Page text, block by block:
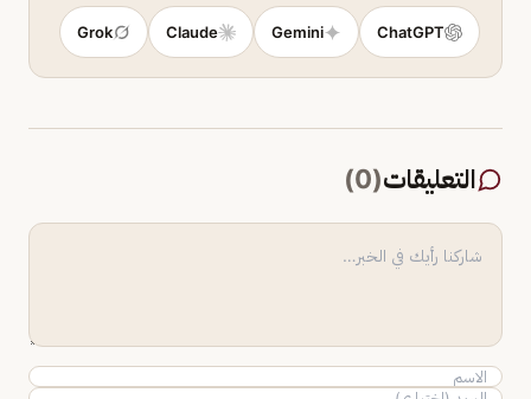
ChatGPT
Gemini
Claude
Grok
التعليقات(
0
)